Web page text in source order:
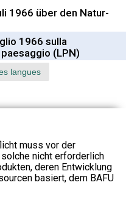
1966 über den Natur-
1966 sulla
(LPN)
langues
muss vor der
nicht erforderlich
deren Entwicklung
basiert, dem BAFU